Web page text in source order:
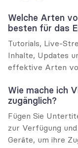
Welche Arten
besten für das
Tutorials, Live-
Inhalte, Updates
effektive Arten
Wie mache ich
zugänglich?
Fügen Sie
zur Verfügung
Geräte, um ihre